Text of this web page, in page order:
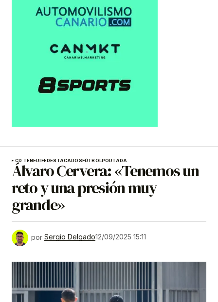
CD TENERIFEDESTACADOSFÚTBOLPORTADA
Álvaro Cervera: «Tenemos un
reto y una presión muy
grande»
por Sergio Delgado12/09/2025 15:11